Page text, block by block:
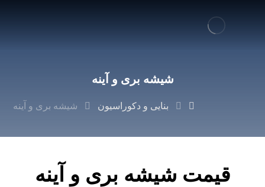
شیشه بری و آینه
بنایی و دکوراسیون شیشه بری و آینه
قیمت شیشه بری و آینه